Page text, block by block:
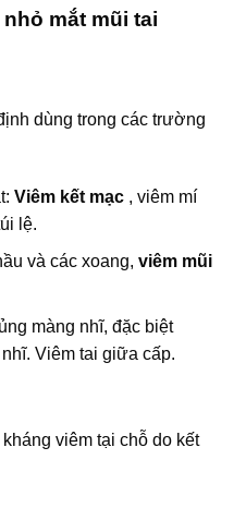
mắt mũi tai
dùng trong các trường
Viêm kết mạc , viêm mí
lệ.
và các xoang, viêm mũi
màng nhĩ, đặc biệt
Viêm tai giữa cấp.
viêm tại chỗ do kết